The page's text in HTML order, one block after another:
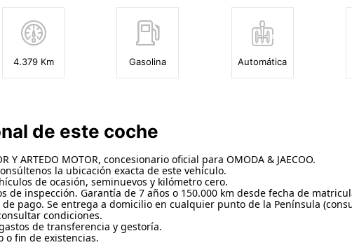
4.379 Km Gasolina Automática
de este coche
Y ARTEDO MOTOR, concesionario oficial para OMODA & JAECOO.
la ubicación exacta de este vehículo.
de ocasión, seminuevos y kilómetro cero.
de inspección. Garantía de 7 años o 150.000 km desde fecha de
pago. Se entrega a domicilio en cualquier punto de la Península
condiciones.
de transferencia y gestoría.
o fin de existencias.